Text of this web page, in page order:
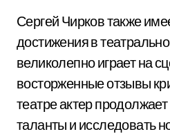
Сергей Чирков также
достижения в
великолепно играет на
восторженные отзывы
театре актер
таланты и исследовать